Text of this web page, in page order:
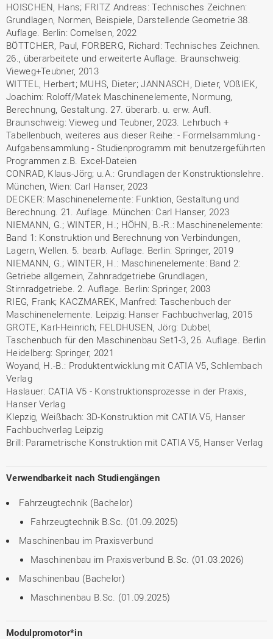
HOISCHEN, Hans; FRITZ Andreas: Technisches Zeichnen:
Grundlagen, Normen, Beispiele, Darstellende Geometrie 38.
Auflage. Berlin: Cornelsen, 2022
BÖTTCHER, Paul, FORBERG, Richard: Technisches Zeichnen.
26., überarbeitete und erweiterte Auflage. Braunschweig:
Vieweg+Teubner, 2013
WITTEL, Herbert; MUHS, Dieter; JANNASCH, Dieter, VOßIEK,
Joachim: Roloff/Matek Maschinenelemente, Normung,
Berechnung, Gestaltung. 27. überarb. u. erw. Aufl.
Braunschweig: Vieweg und Teubner, 2023. Lehrbuch +
Tabellenbuch, weiteres aus dieser Reihe: - Formelsammlung -
Aufgabensammlung - Studienprogramm mit benutzergeführten
Programmen z.B. Excel-Dateien
CONRAD, Klaus-Jörg; u.A.: Grundlagen der Konstruktionslehre.
München, Wien: Carl Hanser, 2023
DECKER: Maschinenelemente: Funktion, Gestaltung und
Berechnung. 21. Auflage. München: Carl Hanser, 2023
NIEMANN, G.; WINTER, H.; HÖHN, B.-R.: Maschinenelemente:
Band 1: Konstruktion und Berechnung von Verbindungen,
Lagern, Wellen. 5. bearb. Auflage. Berlin: Springer, 2019
NIEMANN, G.; WINTER, H.: Maschinenelemente: Band 2:
Getriebe allgemein, Zahnradgetriebe Grundlagen,
Stirnradgetriebe. 2. Auflage. Berlin: Springer, 2003
RIEG, Frank; KACZMAREK, Manfred: Taschenbuch der
Maschinenelemente. Leipzig: Hanser Fachbuchverlag, 2015
GROTE, Karl-Heinrich; FELDHUSEN, Jörg: Dubbel,
Taschenbuch für den Maschinenbau Set1-3, 26. Auflage. Berlin
Heidelberg: Springer, 2021
Woyand, H.-B.: Produktentwicklung mit CATIA V5, Schlembach
Verlag
Haslauer: CATIA V5 - Konstruktionsprozesse in der Praxis,
Hanser Verlag
Klepzig, Weißbach: 3D-Konstruktion mit CATIA V5, Hanser
Fachbuchverlag Leipzig
Brill: Parametrische Konstruktion mit CATIA V5, Hanser Verlag
Verwendbarkeit nach Studiengängen
Fahrzeugtechnik (Bachelor)
Fahrzeugtechnik B.Sc. (01.09.2025)
Maschinenbau im Praxisverbund
Maschinenbau im Praxisverbund B.Sc. (01.03.2026)
Maschinenbau (Bachelor)
Maschinenbau B.Sc. (01.09.2025)
Modulpromotor*in